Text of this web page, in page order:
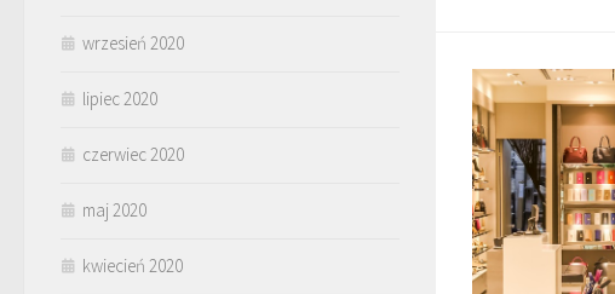
wrzesień 2020
lipiec 2020
czerwiec 2020
maj 2020
kwiecień 2020